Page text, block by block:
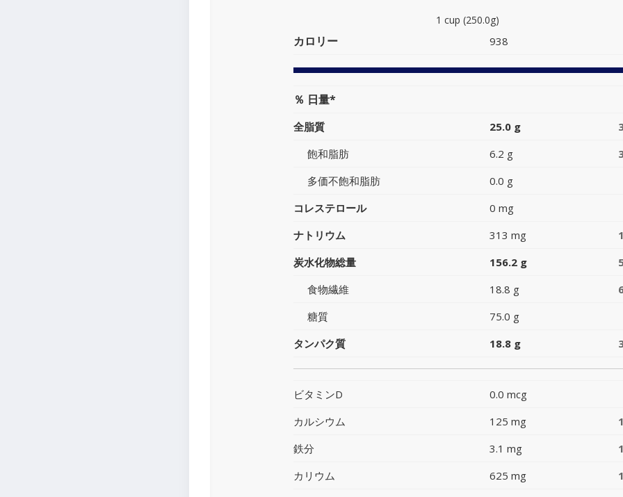
1 cup (250.0g)
カロリー 938
％ 日量*
全脂質 25.0 g
飽和脂肪
6.2 g
多価不飽和脂肪
0.0 g
コレステロール
0 mg
ナトリウム
313 mg
炭水化物総量
156.2 g
食物繊維
18.8 g
糖質
75.0 g
タンパク質
18.8 g
ビタミンD
0.0 mcg
カルシウム
125 mg
鉄分
3.1 mg
カリウム
625 mg